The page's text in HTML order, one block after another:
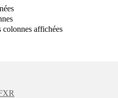
affichées